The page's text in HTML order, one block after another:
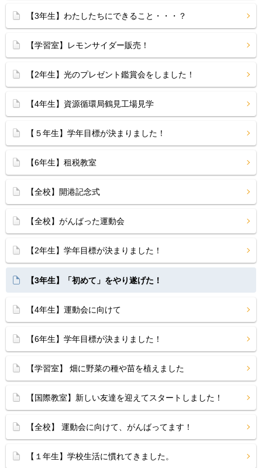
【3年生】わたしたちにできること・・・？
【学習室】レモンサイダー販売！
【2年生】光のプレゼント鑑賞会をしました！
【4年生】資源循環局鶴見工場見学
【５年生】学年目標が決まりました！
【6年生】租税教室
【全校】開港記念式
【全校】がんばった運動会
【2年生】学年目標が決まりました！
【3年生】「初めて」をやり遂げた！
【4年生】運動会に向けて
【6年生】学年目標が決まりました！
【学習室】 畑に野菜の種や苗を植えました
【国際教室】新しい友達を迎えてスタートしました！
【全校】 運動会に向けて、がんばってます！
【１年生】学校生活に慣れてきました。